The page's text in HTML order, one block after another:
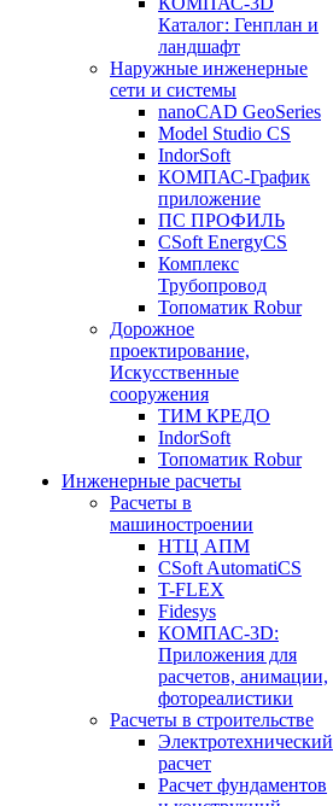
Каталог: Генплан и
ландшафт
Наружные инженерные
сети и системы
nanoCAD GeoSeries
Model Studio CS
IndorSoft
КОМПАС-График
приложение
ПС ПРОФИЛЬ
CSoft EnergyCS
Комплекс
Трубопровод
Топоматик Robur
Дорожное
проектирование,
Искусственные
сооружения
ТИМ КРЕДО
IndorSoft
Топоматик Robur
Инженерные расчеты
Расчеты в
машиностроении
НТЦ АПМ
CSoft AutomatiCS
T-FLEX
Fidesys
КОМПАС-3D:
Приложения для
расчетов, анимации,
фотореалистики
Расчеты в строительстве
Электротехнический
расчет
Расчет фундаментов